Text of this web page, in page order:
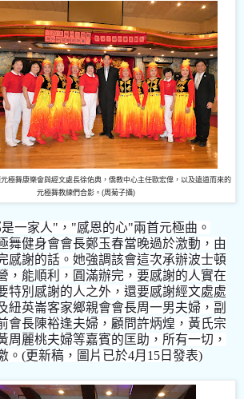
極舞康樂會與經文處長徐佑典，僑教中心主任歐宏偉，以及遠道而來的
元極舞教練們合影。(周菊子攝)
一家人"，"感恩的心"兩首元極曲。
舞健身會會長鄭玉春當晚過於激動，由
感謝的話。她強調該會這次承辦波士頓
，能順利，圓滿辦完，要感謝的人實在
特別感謝的人之外，還要感謝經文處處
紐英崙客家鄉親會會長周一男夫婦，副
會長陳裕逢夫婦，顧問許炳煌， 黃氏宗
周麗桃夫婦等嘉賓的匡助，所有一切，
。(更新稿，圖片已於4月15日發表)